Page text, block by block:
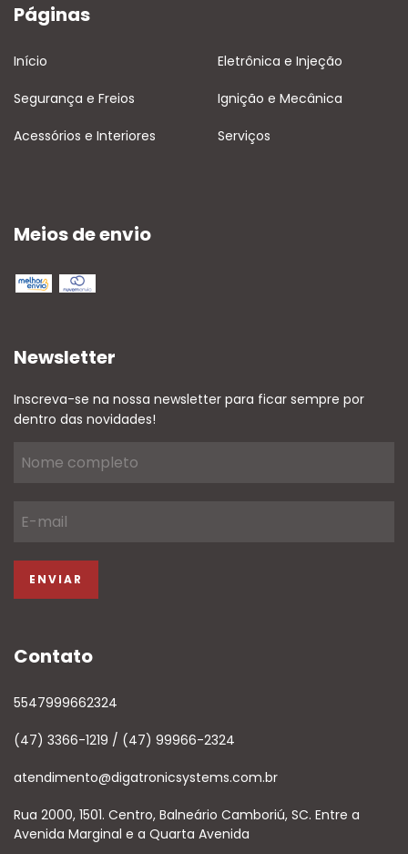
Páginas
Início Eletrônica e Injeção
Segurança e Freios Ignição e Mecânica
Acessórios e Interiores Serviços
Meios de envio
Newsletter
Inscreva-se na nossa newsletter para ficar sempre por
dentro das novidades!
Contato
5547999662324
(47) 3366-1219 / (47) 99966-2324
atendimento@digatronicsystems.com.br
Rua 2000, 1501. Centro, Balneário Camboriú, SC. Entre a
Avenida Marginal e a Quarta Avenida